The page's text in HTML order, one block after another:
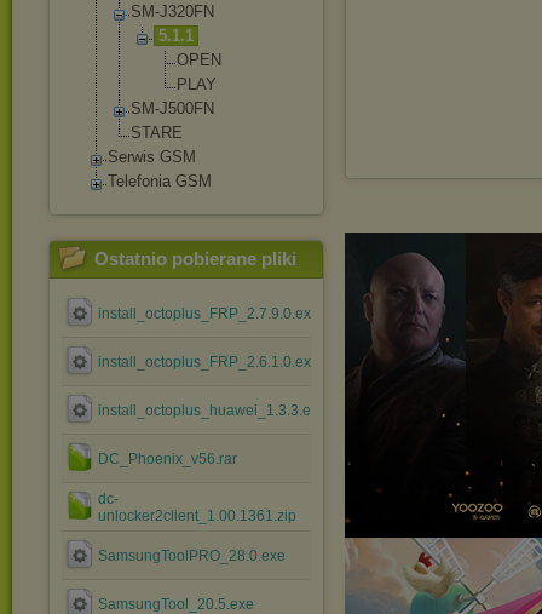
SM-J320FN
5.1.1
OPEN
PLAY
SM-J500FN
STARE
Serwis GSM
Telefonia GSM
Ostatnio pobierane pliki
install_octoplus_FRP_2.7.9.0.exe
install_octoplus_FRP_2.6.1.0.exe
install_octoplus_huawei_1.3.3.exe
DC_Phoenix_v56.rar
dc-
unlocker2client_1.00.1361.zip
SamsungToolPRO_28.0.exe
SamsungTool_20.5.exe